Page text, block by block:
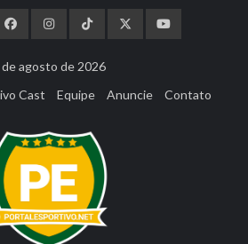
de agosto de 2026
Cast Equipe Anuncie Contato